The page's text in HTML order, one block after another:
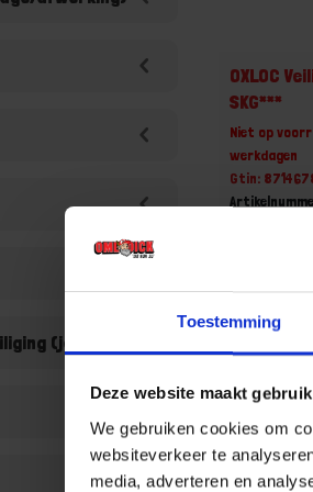
Toestemming
Deze website maakt
We gebruiken cookies om
websiteverkeer te
media, adverteren en
(ja/nee)
OXLOC
SKG***
Niet op
werkdagen
Gtin:
-
Bestel